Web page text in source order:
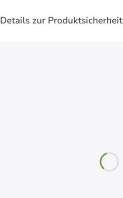
Details zur Produktsicherheit